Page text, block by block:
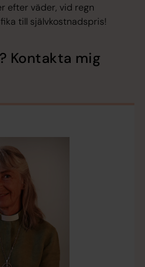
efter väder, vid regn
till självkostnadspris!
Kontakta mig